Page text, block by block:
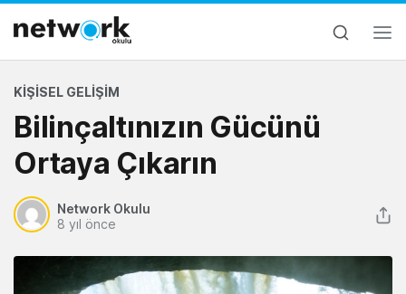
KIŞISEL GELIŞIM
Bilinçaltınızın Gücünü
Ortaya Çıkarın
Network Okulu
8 yıl önce